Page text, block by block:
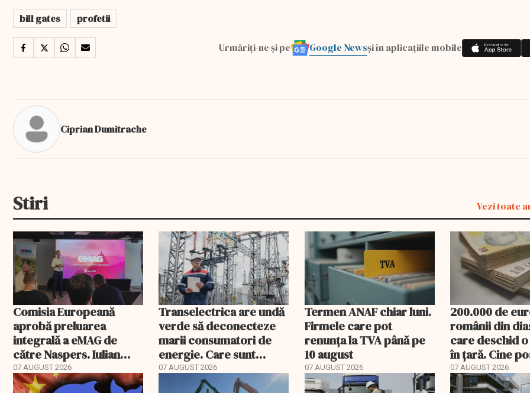
bill gates profetii
Urmăriți-ne și pe Google Newsși în aplicațiile mobile
Ciprian Dumitrache
Stiri Vezi toate
Comisia Europeană
aprobă preluarea
integrală a eMAG de
către Naspers. Iulian
Stanciu iese din
acționariat
07 AUGUST 2026
Transelectrica are undă
verde să deconecteze
marii consumatori de
energie. Care sunt
condițiile
07 AUGUST 2026
Termen ANAF chiar luni.
Firmele care pot
renunța la TVA până pe
10 august
07 AUGUST 2026
200.000 de
românii din
care deschid
în țară. Cine
banii și ce
rambursat
07 AUGUST 2026